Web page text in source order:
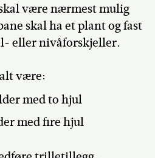
være nærmest mulig
skal ha et plant og fast
eller nivåforskjeller.
være:
med to hjul
med fire hjul